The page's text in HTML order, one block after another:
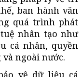
ban hành văn
quá trình phát
nhân tạo như
cá nhân, quyền
ngoài nước.
vệ dữ liệu cá